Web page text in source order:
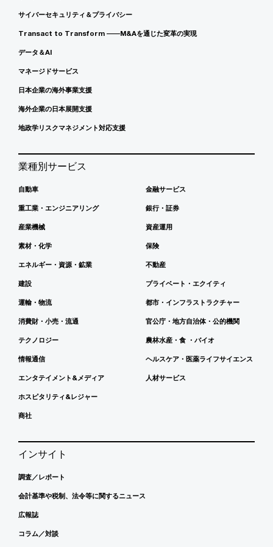
サイバーセキュリティ＆プライバシー
Transact to Transform ――M&Aを通じた変革の実現
データ＆AI
マネージドサービス
日本企業の海外事業支援
海外企業の日本展開支援
地政学リスクマネジメント対応支援
業種別サービス
自動車
重工業・エンジニアリング
産業機械
素材・化学
エネルギー・資源・鉱業
建設
運輸・物流
消費財・小売・流通
テクノロジー
情報通信
エンタテイメント&メディア
ホスピタリティ&レジャー
商社
金融サービス
銀行・証券
資産運用
保険
不動産
プライベート・エクイティ
都市・インフラストラクチャー
官公庁・地方自治体・公的機関
農林水産・食 ・バイオ
ヘルスケア・医薬ライフサイエンス
人材サービス
インサイト
調査／レポート
会計基準や税制、法令等に関するニュース
広報誌
コラム／対談